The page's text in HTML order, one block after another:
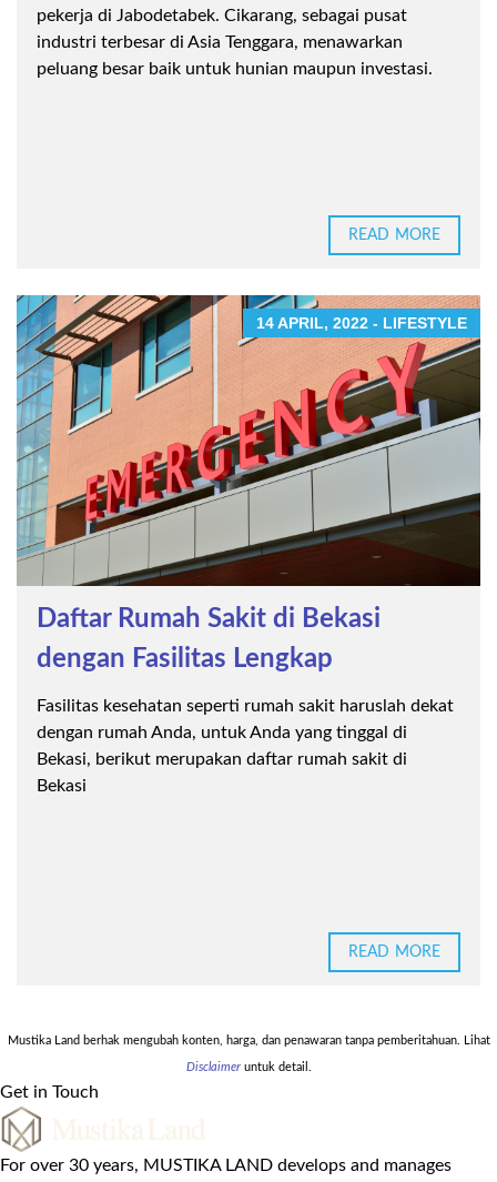
pekerja di Jabodetabek. Cikarang, sebagai pusat
industri terbesar di Asia Tenggara, menawarkan
peluang besar baik untuk hunian maupun investasi.
READ MORE
14 APRIL, 2022 - LIFESTYLE
Daftar Rumah Sakit di Bekasi
dengan Fasilitas Lengkap
Fasilitas kesehatan seperti rumah sakit haruslah dekat
dengan rumah Anda, untuk Anda yang tinggal di
Bekasi, berikut merupakan daftar rumah sakit di
Bekasi
READ MORE
Mustika Land berhak mengubah konten, harga, dan penawaran tanpa pemberitahuan. Lihat
Disclaimeruntuk detail.
Get in Touch
For over 30 years, MUSTIKA LAND develops and manages